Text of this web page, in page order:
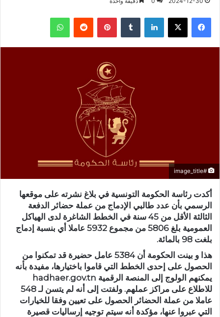
فيسبوك X لينكدإن بينتيريست واتساب
#image_title
أكدت رئاسة الحكومة التونسية في بلاغ نشرته على موقعها
الرسمي بأن عدد طالبي الإدماج من عملة حضائر الدفعة
الثالثة الأقل من 45 سنة في الخطط الشاغرة لدى الهياكل
العمومية بلغ 5806 من مجموع 5932 عاملا أي بنسبة إدماج
بلغت 98 بالمائة.
هذا و بينت الحكومة أن 5384 عامل حضيرة قد تمكنوا من
الحصول على إحدى الخطط التي قاموا باختيارها، مفيدة بأنه
يمكنهم الولوج إلى المنصة الرقمية hadhaer.gov.tn
للاطلاع على مراكز عملهم. ولفتت إلى أنه لم يتسن لـ 548
عاملا من عملة الحضائر الحصول على تعيين وفقا للخيارات
التي عبروا عنها، مؤكدة أنه سيتم توجيه إرساليات قصيرة